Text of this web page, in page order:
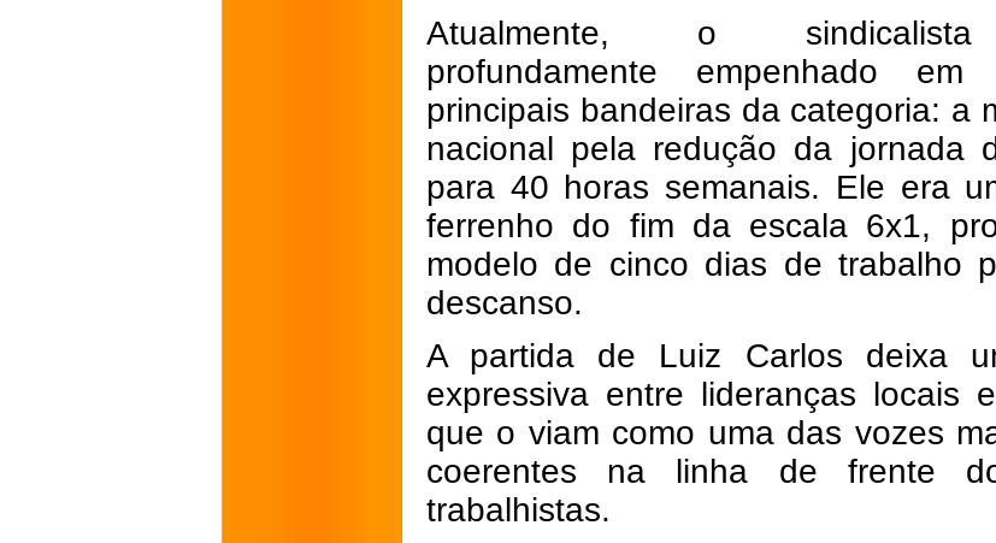
Atualmente, o
profundamente empenhado
principais bandeiras da categoria: a
nacional pela redução da jornada
para 40 horas semanais. Ele era
ferrenho do fim da escala 6x1,
modelo de cinco dias de trabalho
descanso.
A partida de Luiz Carlos deixa
expressiva entre lideranças locais
que o viam como uma das vozes
coerentes na linha de frente
trabalhistas.